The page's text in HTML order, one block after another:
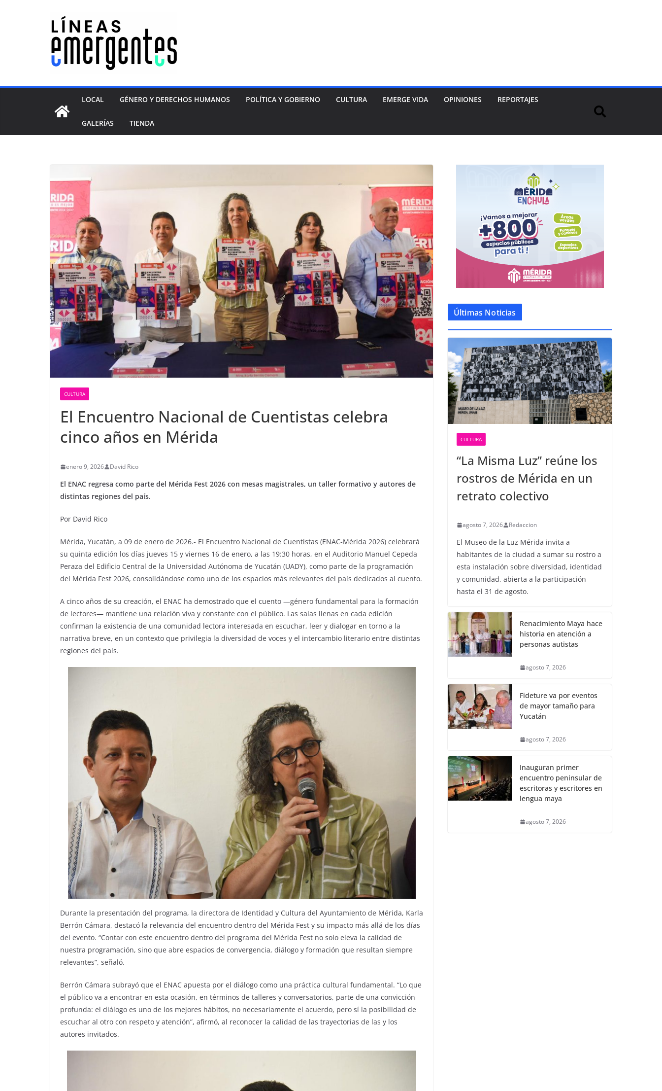
LOCAL GÉNERO Y DERECHOS HUMANOS POLÍTICA Y GOBIERNO CULTURA EMERGE VIDA OPINIONES REPORTAJES
GALERÍAS TIENDA
CULTURA
El Encuentro Nacional de Cuentistas celebra
cinco años en Mérida
enero 9, 2026 David Rico
El ENAC regresa como parte del Mérida Fest 2026 con mesas magistrales, un taller formativo y autores de
distintas regiones del país.
Por David Rico
Mérida, Yucatán, a 09 de enero de 2026.- El Encuentro Nacional de Cuentistas (ENAC-Mérida 2026) celebrará
su quinta edición los días jueves 15 y viernes 16 de enero, a las 19:30 horas, en el Auditorio Manuel Cepeda
Peraza del Edificio Central de la Universidad Autónoma de Yucatán (UADY), como parte de la programación
del Mérida Fest 2026, consolidándose como uno de los espacios más relevantes del país dedicados al cuento.
A cinco años de su creación, el ENAC ha demostrado que el cuento —género fundamental para la formación
de lectores— mantiene una relación viva y constante con el público. Las salas llenas en cada edición
confirman la existencia de una comunidad lectora interesada en escuchar, leer y dialogar en torno a la
narrativa breve, en un contexto que privilegia la diversidad de voces y el intercambio literario entre distintas
regiones del país.
Durante la presentación del programa, la directora de Identidad y Cultura del Ayuntamiento de Mérida, Karla
Berrón Cámara, destacó la relevancia del encuentro dentro del Mérida Fest y su impacto más allá de los días
del evento. “Contar con este encuentro dentro del programa del Mérida Fest no solo eleva la calidad de
nuestra programación, sino que abre espacios de convergencia, diálogo y formación que resultan siempre
relevantes”, señaló.
Berrón Cámara subrayó que el ENAC apuesta por el diálogo como una práctica cultural fundamental. “Lo que
el público va a encontrar en esta ocasión, en términos de talleres y conversatorios, parte de una convicción
profunda: el diálogo es uno de los mejores hábitos, no necesariamente el acuerdo, pero sí la posibilidad de
escuchar al otro con respeto y atención”, afirmó, al reconocer la calidad de las trayectorias de las y los
autores invitados.
Últimas Noticias
CULTURA
“La Misma Luz” reúne los
rostros de Mérida en un
retrato colectivo
agosto 7, 2026 Redaccion
El Museo de la Luz Mérida invita a
habitantes de la ciudad a sumar su rostro a
esta instalación sobre diversidad, identidad
y comunidad, abierta a la participación
hasta el 31 de agosto.
Renacimiento Maya hace
historia en atención a
personas autistas
agosto 7, 2026
Fideture va por eventos
de mayor tamaño para
Yucatán
agosto 7, 2026
Inauguran primer
encuentro peninsular de
escritoras y escritores en
lengua maya
agosto 7, 2026